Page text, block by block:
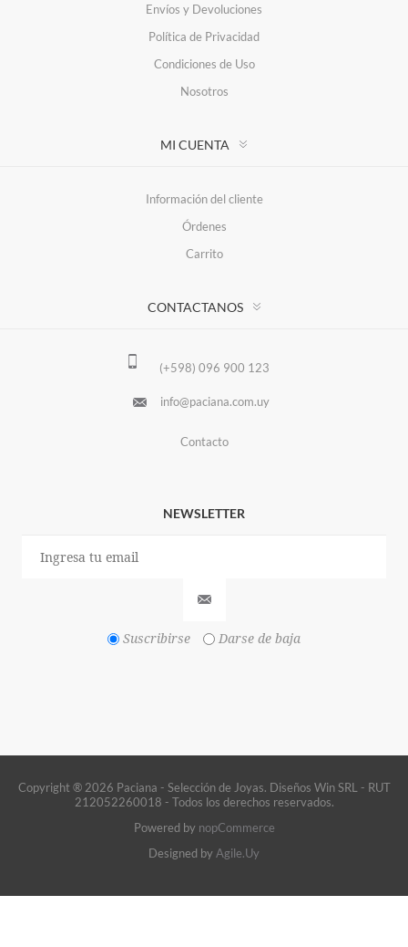
Envíos y Devoluciones
Política de Privacidad
Condiciones de Uso
Nosotros
MI CUENTA
Información del cliente
Órdenes
Carrito
CONTACTANOS
(+598) 096 900 123
info@paciana.com.uy
Contacto
NEWSLETTER
Suscribirse Darse de baja
Copyright ® 2026 Paciana - Selección de Joyas. Diseños Win SRL - RUT
212052260018 - Todos los derechos reservados.
Powered by nopCommerce
Designed byAgile.Uy